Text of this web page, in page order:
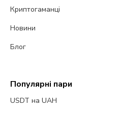
Криптогаманці
Новини
Блог
Популярні пари
USDT на UAH